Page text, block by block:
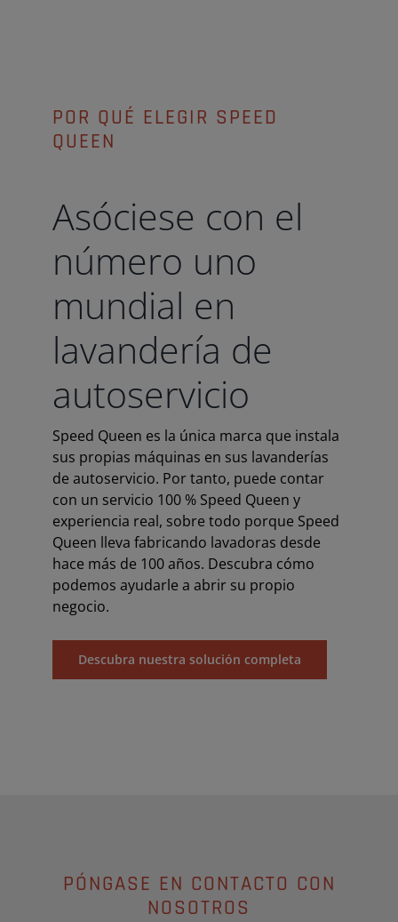
POR QUÉ ELEGIR SPEED
QUEEN
Asóciese con el
número uno
mundial en
lavandería de
autoservicio
Speed Queen es la única marca que instala
sus propias máquinas en sus lavanderías
de autoservicio. Por tanto, puede contar
con un servicio 100 % Speed Queen y
experiencia real, sobre todo porque Speed
Queen lleva fabricando lavadoras desde
hace más de 100 años. Descubra cómo
podemos ayudarle a abrir su propio
negocio.
Descubra nuestra solución completa
PÓNGASE EN CONTACTO CON
NOSOTROS